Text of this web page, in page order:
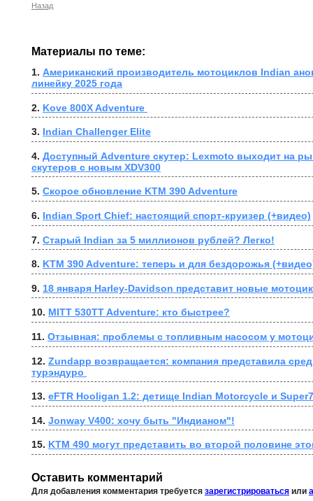
Назад
Материалы по теме:
1. Американский производитель мотоциклов Indian
линейку 2025 года
2. Kove 800X Adventure
3. Indian Challenger Elite
4. Доступный Adventure скутер: Lexmoto выходит на
скутеров с новым XDV300
5. Скорое обновление KTM 390 Adventure
6. Indian Sport Chief: настоящий спорт-круизер (+видео)
7. Старый Indian за 5 миллионов рублей? Легко!
8. KTM 390 Adventure: теперь и для бездорожья
9. 18 января Harley-Davidson представит новые
10. MITT 530TT Adventure: кто быстрее?
11. Отзывная: проблемы с топливным насосом у
12. Zundapp возвращается: компания представила
турэндуро
13. eFTR Hooligan 1.2: детище Indian Motorcycle и
14. Jonway V400: хочу быть "Индианом"!
15. KTM 490 могут представить во второй половине
Оставить комментарий
Для добавления комментария требуется зарегистрироваться или